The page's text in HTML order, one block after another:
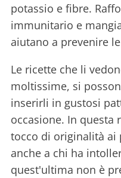
potassio e fibre.
immunitario e
aiutano a prevenire
Le ricette che li
moltissime, si
inserirli in gustosi
occasione. In questa
tocco di originalità ai
anche a chi ha
quest'ultima non è